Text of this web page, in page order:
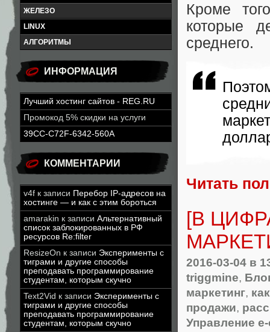
ЖЕЛЕЗО
LINUX
АЛГОРИТМЫ
ИНФОРМАЦИЯ
Лучший хостинг сайтов - REG.RU
Промокод 5% скидки на услуги
39CC-C72F-6342-560A
КОММЕНТАРИИ
v4f к записи Перебор IP-адресов на
хостинге — и как с этим бороться
amarakin к записи Альтернативный
список заблокированных в РФ
ресурсов Re:filter
ResizeOn к записи Эксперименты с
тиграми и другие способы
преподавать программирование
студентам, которым скучно
Text2Vid к записи Эксперименты с
тиграми и другие способы
преподавать программирование
студентам, которым скучно
Кроме
которые
среднего.
Читать
[В
2016-03-04 в
triggmine,
маркетинг,
продажи,
Управление